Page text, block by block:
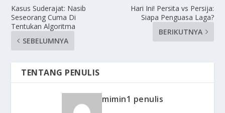
Kasus Suderajat: Nasib
Seseorang Cuma Di
Tentukan Algoritma
SEBELUMNYA
Hari Ini! Persita vs Persija:
Siapa Penguasa Laga?
BERIKUTNYA
TENTANG PENULIS
mimin1 penulis